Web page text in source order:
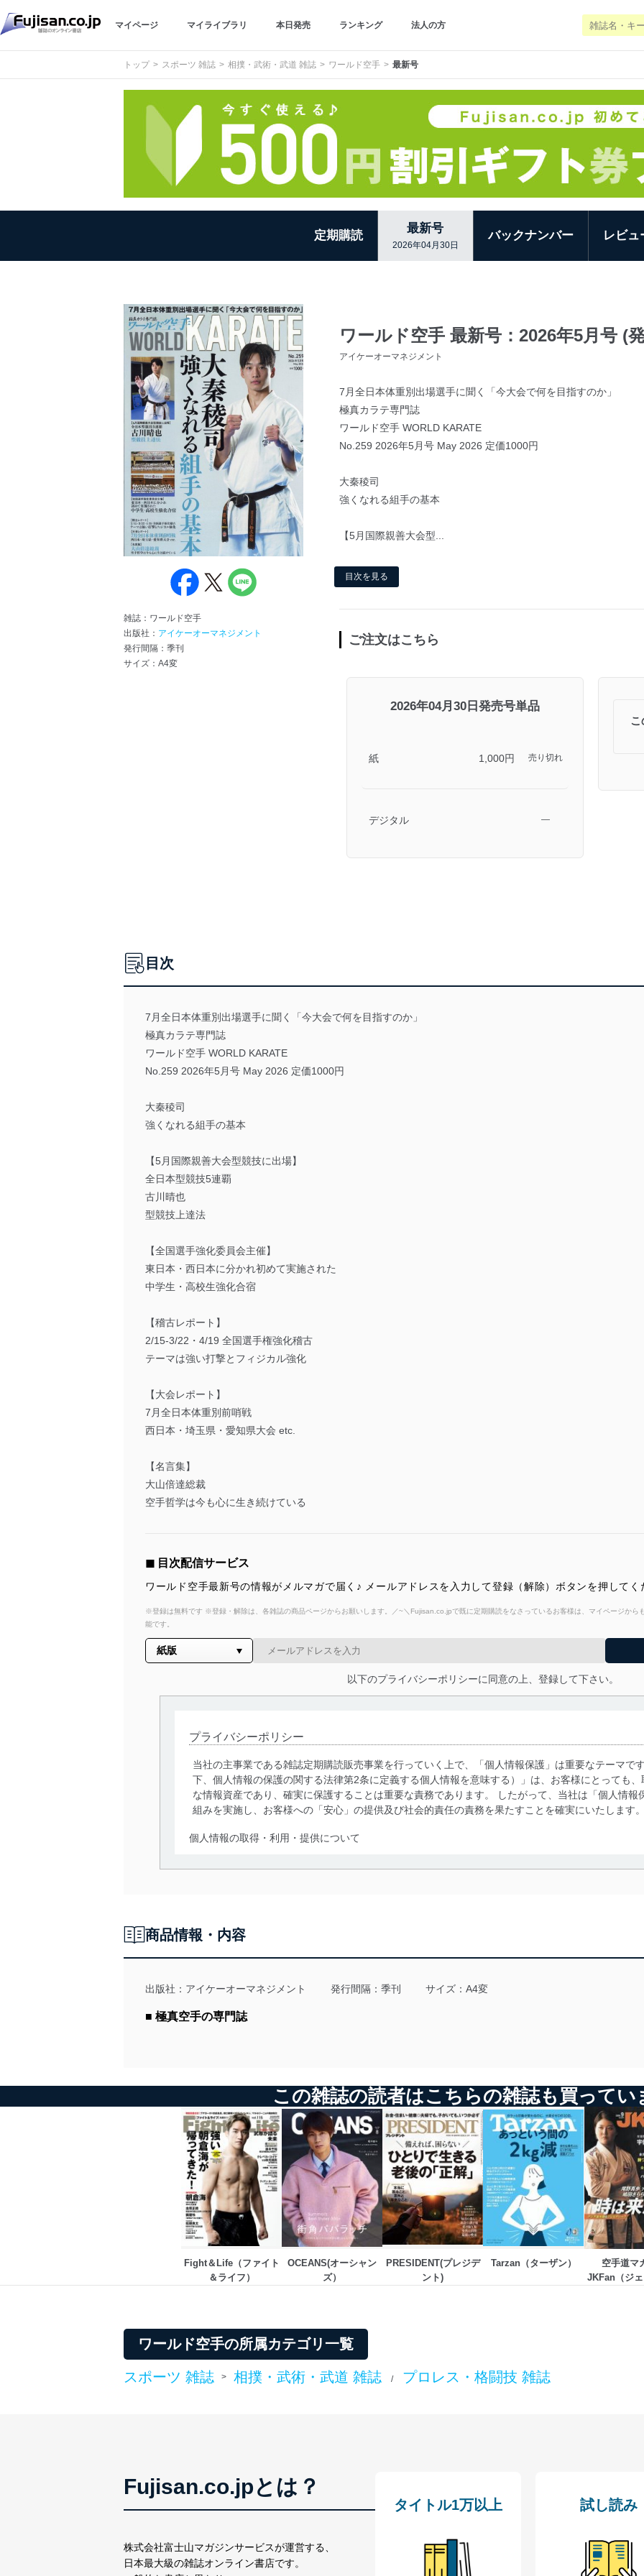
マイページ マイライブラリ 本日発売 ランキング 法人の方
トップ スポーツ 雑誌 相撲・武術・武道 雑誌 ワールド空手 最新号
定期購読
最新号
2026年04月30日
バックナンバー レビュ
雑誌：ワールド空手
出版社： アイケーオーマネジメント
発行間隔：季刊
サイズ：A4変
ワールド空手 最新号：2026年5月号 (
アイケーオーマネジメント
7月全日本体重別出場選手に聞く「今大会で何を目指すのか」
極真カラテ専門誌
ワールド空手 WORLD KARATE
No.259 2026年5月号 May 2026 定価1000円
大秦稜司
強くなれる組手の基本
【5月国際親善大会型...
目次を見る
ご注文はこちら
2026年04月30日発売号単品
紙 1,000円 売り切れ
デジタル ―
こ
目次
7月全日本体重別出場選手に聞く「今大会で何を目指すのか」
極真カラテ専門誌
ワールド空手 WORLD KARATE
No.259 2026年5月号 May 2026 定価1000円
大秦稜司
強くなれる組手の基本
【5月国際親善大会型競技に出場】
全日本型競技5連覇
古川晴也
型競技上達法
【全国選手強化委員会主催】
東日本・西日本に分かれ初めて実施された
中学生・高校生強化合宿
【稽古レポート】
2/15-3/22・4/19 全国選手権強化稽古
テーマは強い打撃とフィジカル強化
【大会レポート】
7月全日本体重別前哨戦
西日本・埼玉県・愛知県大会 etc.
【名言集】
大山倍達総裁
空手哲学は今も心に生き続けている
◼︎ 目次配信サービス
ワールド空手最新号の情報がメルマガで届く♪ メールアドレスを入力して登録（解除）ボタンを押してく
※登録は無料です ※登録・解除は、各雑誌の商品ページからお願いします。／~＼Fujisan.co.jpで既に定期購読をなさっているお客様は、マイページから
能です。
以下のプライバシーポリシーに同意の上、登録して下さい。
プライバシーポリシー
当社の主事業である雑誌定期購読販売事業を行っていく上で、「個人情報保護」は重要なテーマで
下、個人情報の保護の関する法律第2条に定義する個人情報を意味する）」は、お客様にとっても
な情報資産であり、確実に保護することは重要な責務であります。 したがって、当社は「個人情報
組みを実施し、お客様への「安心」の提供及び社会的責任の責務を果たすことを確実にいたします
個人情報の取得・利用・提供について
当社は、個人情報の取得・利用・提供に際して、その利用目的を明確にし、本人の同意を得たうえ
法令遵守
令及びその他の規範を常に適合させます。
個人情報の安全管理措置
個人データを取り扱うことのできる機器及び当該機器を取り扱う従業者を明確化し、 個人デ
しています。
アクセス者の識別と認証
機器に標準装備されているユーザー制御機能（ユーザーアカウント制御）により、個人情報
システムを使用する従業者を識別・認証しています。
外部からの不正アクセス等の防止
個人データを取り扱う機器等のオペレーティングシステムを最新の状態に保持しています。
個人データを取り扱う機器等にセキュリティ対策ソフトウェア等を導入し、自動更新 機能等
としています。
情報システムの使用に伴う漏洩等の防止
メール等により個人データの含まれるファイルを送信する場合に、当該ファイルへのパスワ
当社は、内部監査及びマネジメントレビューの機会を通じて、個人情報保護マネジメントシステム
の状態を維持します。
苦情及び相談受付け窓口
TEL：0570-200-223
FAX：03-5459-7073
e-mail：cs@fujisan.co.jp
制定：2005年4月1日
株式会社富士山マガジンサービス
商品情報・内容
出版社： アイケーオーマネジメント 発行間隔：季刊 サイズ：A4変
■ 極真空手の専門誌
この雑誌の読者はこちらの雑誌も買ってい
Fight＆Life（ファイト
＆ライフ）
OCEANS(オーシャン
ズ）
PRESIDENT(プレジデ
ント)
Tarzan（ターザン）
空手道マ
JKFan（ジ
ワールド空手の所属カテゴリ一覧
スポーツ 雑誌 > 相撲・武術・武道 雑誌 / プロレス・格闘技 雑誌
Fujisan.co.jpとは？
株式会社富士山マガジンサービスが運営する、
日本最大級の雑誌オンライン書店です。
タイトル1万以上 試し読み